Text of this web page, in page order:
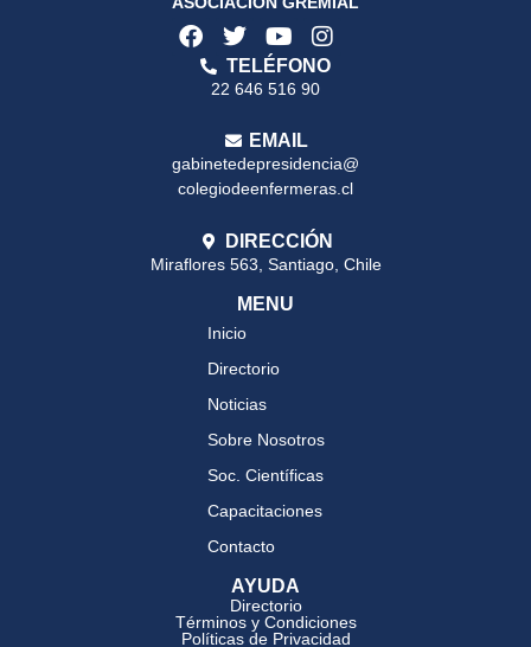
TELÉFONO
22 646 516 90
EMAIL
gabinetedepresidencia@
colegiodeenfermeras.cl
DIRECCIÓN
Miraflores 563, Santiago, Chile
MENU
Inicio
Directorio
Noticias
Sobre Nosotros
Soc. Científicas
Capacitaciones
Contacto
AYUDA
Directorio
Términos y Condiciones
Políticas de Privacidad